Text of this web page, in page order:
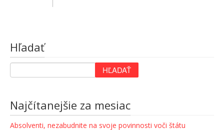
Hľadať
Najčítanejšie za mesiac
Absolventi, nezabudnite na svoje povinnosti voči štátu